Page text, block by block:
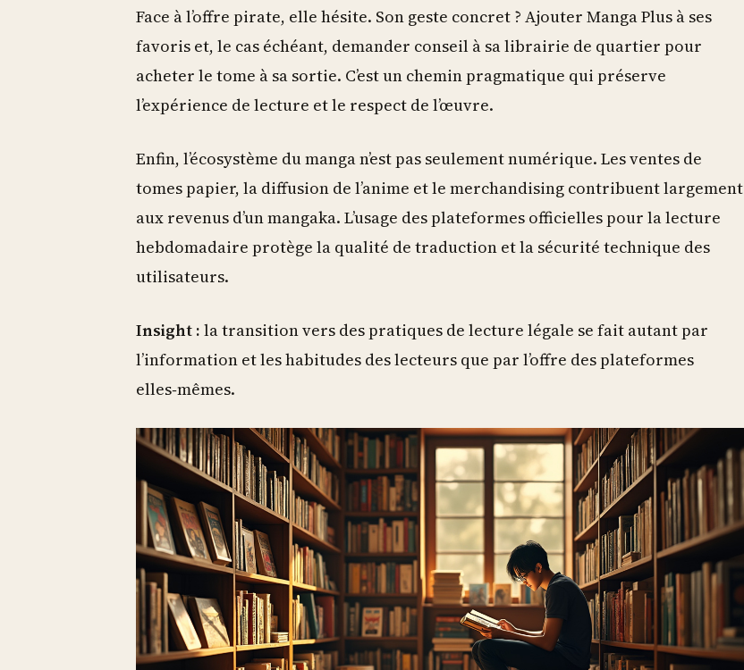
Face à l’offre pirate, elle hésite. Son geste concret ? Ajouter Manga Plus à ses
favoris et, le cas échéant, demander conseil à sa librairie de quartier pour
acheter le tome à sa sortie. C’est un chemin pragmatique qui préserve
l’expérience de lecture et le respect de l’œuvre.
Enfin, l’écosystème du manga n’est pas seulement numérique. Les ventes de
tomes papier, la diffusion de l’anime et le merchandising contribuent largement
aux revenus d’un mangaka. L’usage des plateformes officielles pour la lecture
hebdomadaire protège la qualité de traduction et la sécurité technique des
utilisateurs.
Insight : la transition vers des pratiques de lecture légale se fait autant par
l’information et les habitudes des lecteurs que par l’offre des plateformes
elles‑mêmes.